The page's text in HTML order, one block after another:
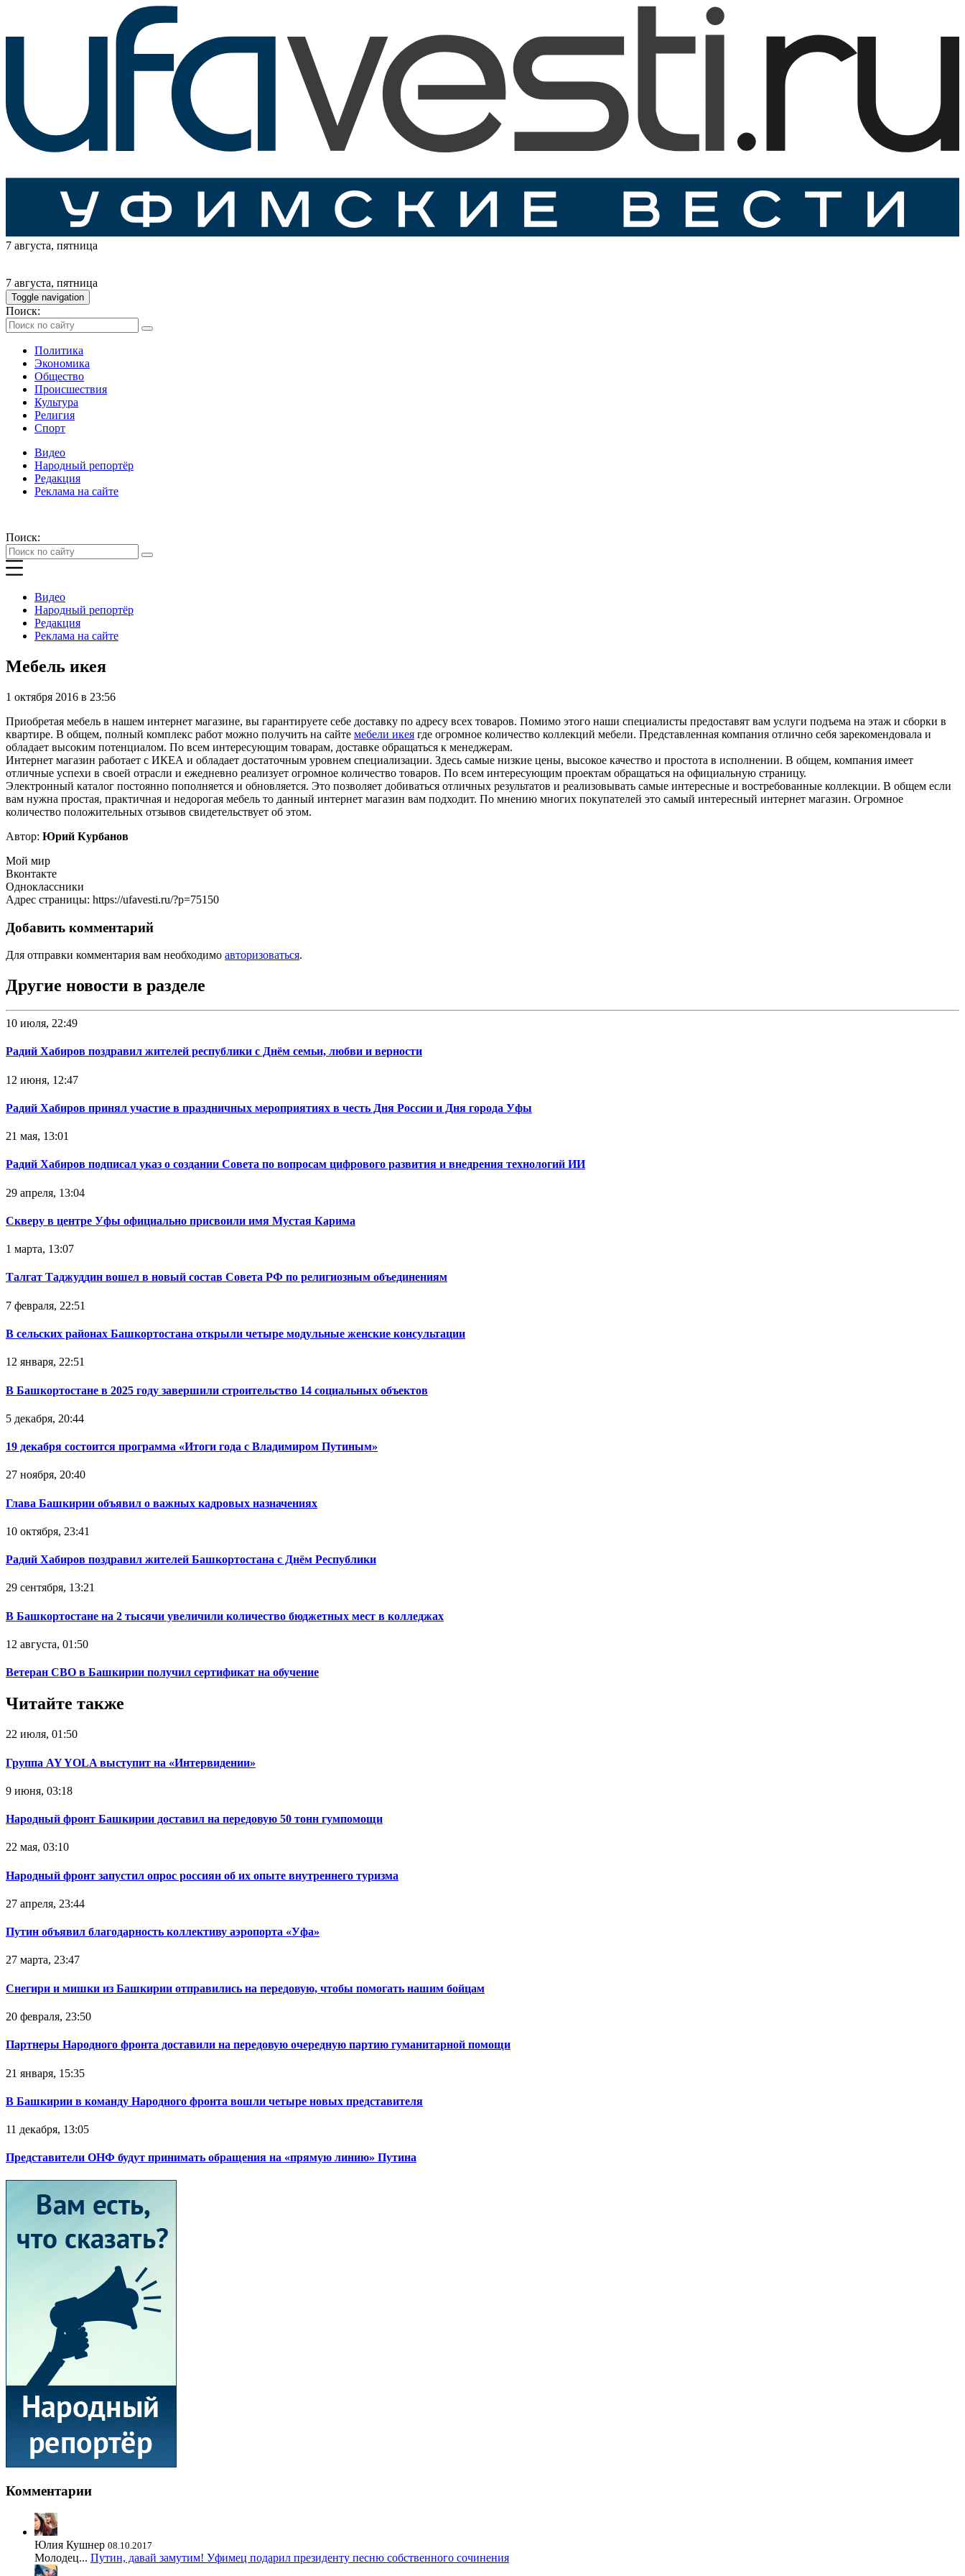
7 августа, пятница
7 августа, пятница
Toggle navigation
Поиск:
Политика
Экономика
Общество
Происшествия
Культура
Религия
Спорт
Видео
Народный репортёр
Редакция
Реклама на сайте
Поиск:
Видео
Народный репортёр
Редакция
Реклама на сайте
Мебель икея
1 октября 2016 в 23:56
Приобретая мебель в нашем интернет магазине, вы гарантируете себе доставку по адресу всех товаров. Помимо этого наши специалисты предоставят вам услуги подъема на этаж и сборки в
квартире. В общем, полный комплекс работ можно получить на сайте мебели икея где огромное количество коллекций мебели. Представленная компания отлично себя зарекомендовала и
обладает высоким потенциалом. По всем интересующим товарам, доставке обращаться к менеджерам.
Интернет магазин работает с ИКЕА и обладает достаточным уровнем специализации. Здесь самые низкие цены, высокое качество и простота в исполнении. В общем, компания имеет
отличные успехи в своей отрасли и ежедневно реализует огромное количество товаров. По всем интересующим проектам обращаться на официальную страницу.
Электронный каталог постоянно пополняется и обновляется. Это позволяет добиваться отличных результатов и реализовывать самые интересные и востребованные коллекции. В общем если
вам нужна простая, практичная и недорогая мебель то данный интернет магазин вам подходит. По мнению многих покупателей это самый интересный интернет магазин. Огромное
количество положительных отзывов свидетельствует об этом.
Автор: Юрий Курбанов
Мой мир
Вконтакте
Одноклассники
Адрес страницы: https://ufavesti.ru/?p=75150
Добавить комментарий
Для отправки комментария вам необходимо авторизоваться.
Другие новости в разделе
10 июля, 22:49
Радий Хабиров поздравил жителей республики с Днём семьи, любви и верности
12 июня, 12:47
Радий Хабиров принял участие в праздничных мероприятиях в честь Дня России и Дня города Уфы
21 мая, 13:01
Радий Хабиров подписал указ о создании Совета по вопросам цифрового развития и внедрения технологий ИИ
29 апреля, 13:04
Скверу в центре Уфы официально присвоили имя Мустая Карима
1 марта, 13:07
Талгат Таджуддин вошел в новый состав Совета РФ по религиозным объединениям
7 февраля, 22:51
В сельских районах Башкортостана открыли четыре модульные женские консультации
12 января, 22:51
В Башкортостане в 2025 году завершили строительство 14 социальных объектов
5 декабря, 20:44
19 декабря состоится программа «Итоги года с Владимиром Путиным»
27 ноября, 20:40
Глава Башкирии объявил о важных кадровых назначениях
10 октября, 23:41
Радий Хабиров поздравил жителей Башкортостана с Днём Республики
29 сентября, 13:21
В Башкортостане на 2 тысячи увеличили количество бюджетных мест в колледжах
12 августа, 01:50
Ветеран СВО в Башкирии получил сертификат на обучение
Читайте также
22 июля, 01:50
Группа AY YOLA выступит на «Интервидении»
9 июня, 03:18
Народный фронт Башкирии доставил на передовую 50 тонн гумпомощи
22 мая, 03:10
Народный фронт запустил опрос россиян об их опыте внутреннего туризма
27 апреля, 23:44
Путин объявил благодарность коллективу аэропорта «Уфа»
27 марта, 23:47
Снегири и мишки из Башкирии отправились на передовую, чтобы помогать нашим бойцам
20 февраля, 23:50
Партнеры Народного фронта доставили на передовую очередную партию гуманитарной помощи
21 января, 15:35
В Башкирии в команду Народного фронта вошли четыре новых представителя
11 декабря, 13:05
Представители ОНФ будут принимать обращения на «прямую линию» Путина
Комментарии
Юлия Кушнер 08.10.2017
Молодец... Путин, давай замутим! Уфимец подарил президенту песню собственного сочинения